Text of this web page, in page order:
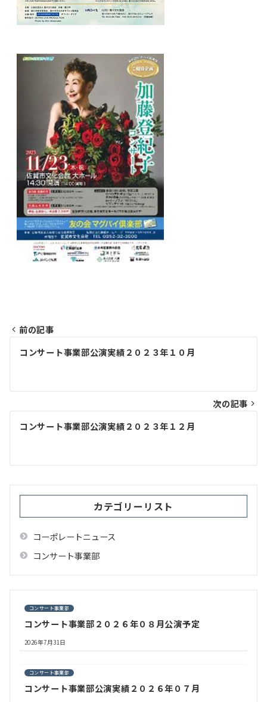
投
ナ
ビ
ゲ
シ
ョ
前の記事
コンサート事業部公演実績２０２３年１０月
次の記事
コンサート事業部公演実績２０２３年１２月
カテゴリーリスト
コーポレートニュース
コンサート事業部
コンサート事業部
コンサート事業部２０２６年０８月公演予定
2026年7月31日
コンサート事業部
コンサート事業部公演実績２０２６年０７月